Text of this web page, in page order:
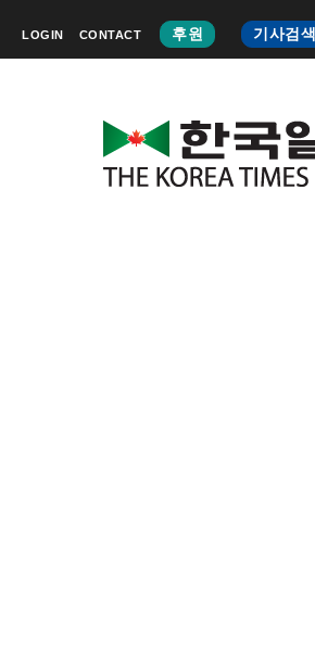
LOGIN CONTACT 후원 기사검색